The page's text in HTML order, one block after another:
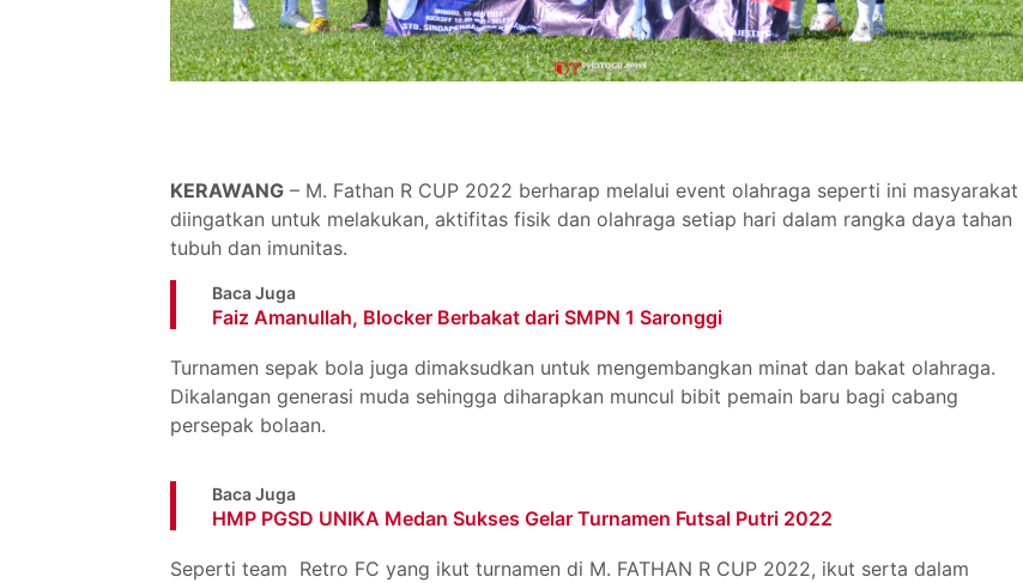
KERAWANG – M. Fathan R CUP 2022 berharap melalui event olahraga seperti ini masyarakat
diingatkan untuk melakukan, aktifitas fisik dan olahraga setiap hari dalam rangka daya tahan
tubuh dan imunitas.
Baca Juga
Faiz Amanullah, Blocker Berbakat dari SMPN 1 Saronggi
Turnamen sepak bola juga dimaksudkan untuk mengembangkan minat dan bakat olahraga.
Dikalangan generasi muda sehingga diharapkan muncul bibit pemain baru bagi cabang
persepak bolaan.
Baca Juga
HMP PGSD UNIKA Medan Sukses Gelar Turnamen Futsal Putri 2022
Seperti team Retro FC yang ikut turnamen di M. FATHAN R CUP 2022, ikut serta dalam